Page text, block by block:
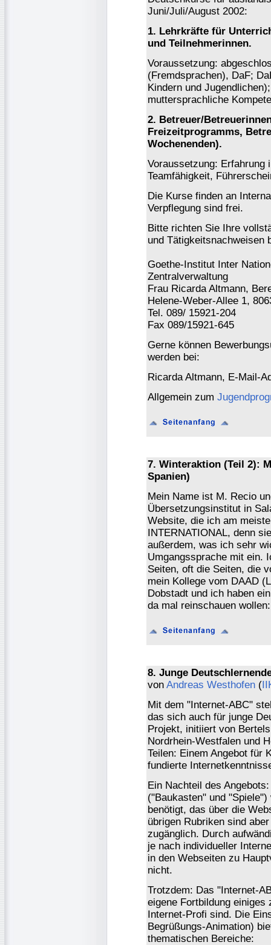
Juni/Juli/August 2002:
1. Lehrkräfte für
und Teilnehmerinnen.
Voraussetzung:
(Fremdsprachen), DaF;
Kindern und
muttersprachliche
2. Betreuer/
Freizeitprogramms,
Wochenenden).
Voraussetzung: Erfahrung
Teamfähigkeit,
Die Kurse finden an
Verpflegung sind frei.
Bitte richten Sie Ihre
und Tätigkeitsnachweisen
Goethe-Institut Inter
Zentralverwaltung
Frau Ricarda Altmann,
Helene-Weber-Allee 1,
Tel. 089/ 15921-204
Fax 089/15921-645
Gerne können
werden bei:
Ricarda Altmann, E-Mail-
Allgemein zum
7. Winteraktion (Teil 2):
Spanien)
Mein Name ist M. Recio
Übersetzungsinstitut in
Website, die ich am
INTERNATIONAL, denn
außerdem, was ich sehr
Umgangssprache mit ein.
Seiten, oft die Seiten, die
mein Kollege vom DAAD
Dobstadt und ich haben
da mal reinschauen
8. Junge
von Andreas Westhofen (
Mit dem "Internet-ABC"
das sich auch für junge
Projekt, initiiert von
Nordrhein-Westfalen und
Teilen: Einem Angebot für
fundierte
Ein Nachteil des
("Baukasten" und
benötigt, das über die
übrigen Rubriken sind
zugänglich. Durch
je nach individueller
in den Webseiten zu
nicht.
Trotzdem: Das "Internet-
eigene Fortbildung
Internet-Profi sind. Die
Begrüßungs-Animation)
thematischen Bereiche: